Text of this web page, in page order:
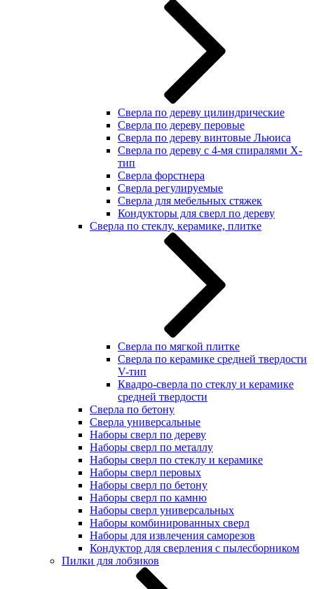
Сверла по дереву цилиндрические
Сверла по дереву перовые
Сверла по дереву винтовые Льюиса
Сверла по дереву с 4-мя спиралями Х-
тип
Сверла форстнера
Сверла регулируемые
Сверла для мебельных стяжек
Кондукторы для сверл по дереву
Сверла по стеклу, керамике, плитке
Сверла по мягкой плитке
Сверла по керамике средней твердости
V-тип
Квадро-сверла по стеклу и керамике
средней твердости
Сверла по бетону
Сверла универсальные
Наборы сверл по дереву
Наборы сверл по металлу
Наборы сверл по стеклу и керамике
Наборы сверл перовых
Наборы сверл по бетону
Наборы сверл по камню
Наборы сверл универсальных
Наборы комбинированных сверл
Наборы для извлечения саморезов
Кондуктор для сверления с пылесборником
Пилки для лобзиков